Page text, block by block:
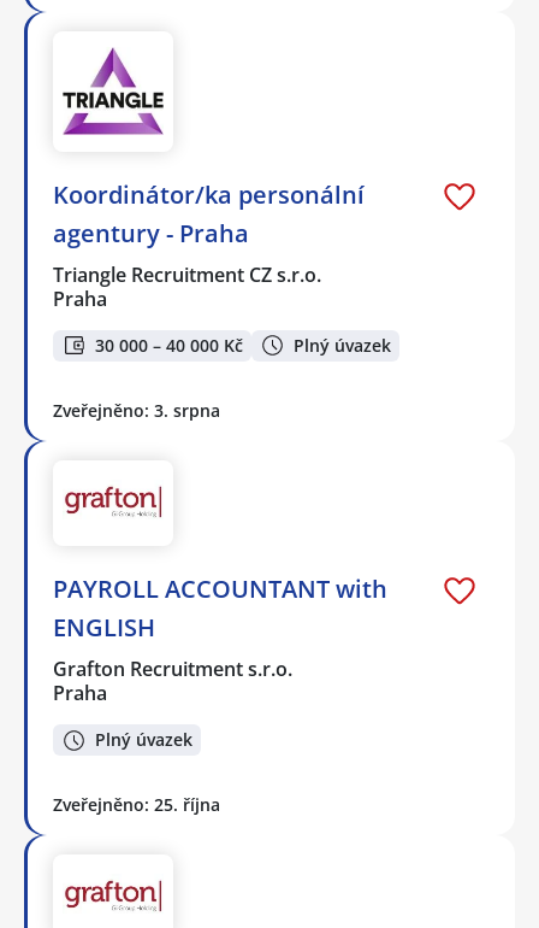
Koordinátor/ka personální
agentury - Praha
Triangle Recruitment CZ s.r.o.
Praha
30 000 – 40 000 Kč Plný úvazek
Zveřejněno: 3. srpna
PAYROLL ACCOUNTANT with
ENGLISH
Grafton Recruitment s.r.o.
Praha
Plný úvazek
Zveřejněno: 25. října